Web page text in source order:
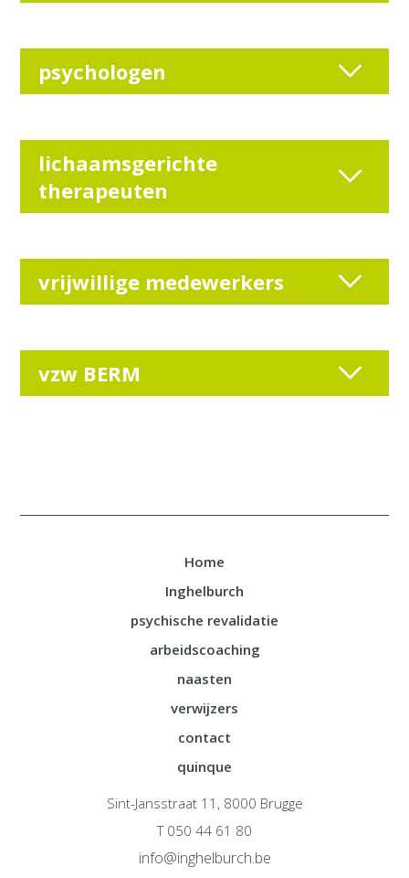
psychologen
lichaamsgerichte
therapeuten
vrijwillige medewerkers
vzw BERM
Home
Inghelburch
psychische revalidatie
arbeidscoaching
naasten
verwijzers
contact
quinque
Sint-Jansstraat 11, 8000 Brugge
T 050 44 61 80
info@inghelburch.be